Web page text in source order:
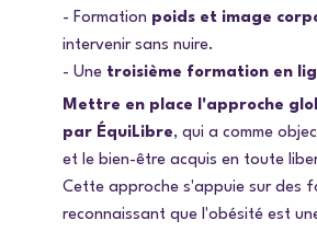
- Formation poids et image
intervenir sans nuire.
- Une troisième formation en
Mettre en place l'approche
par ÉquiLibre, qui a comme
et le bien-être acquis en toute
Cette approche s'appuie sur des
reconnaissant que l'obésité est